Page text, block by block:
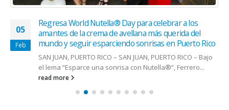
05
Feb
Regresa World Nutella® Day para celebrar a los
amantes de la crema de avellana más querida del
mundo y seguir esparciendo sonrisas en Puerto Rico
SAN JUAN, PUERTO RICO – SAN JUAN, PUERTO RICO – Bajo
el lema “Esparce una sonrisa con Nutella®”, Ferrero...
read more